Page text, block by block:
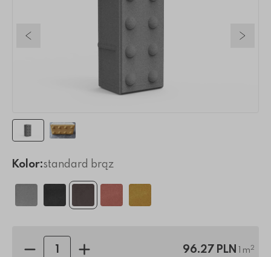
Poprzedni slajd
Kolor:standard brąz
Ilość sztuk: 96.27 PLN 1 m2